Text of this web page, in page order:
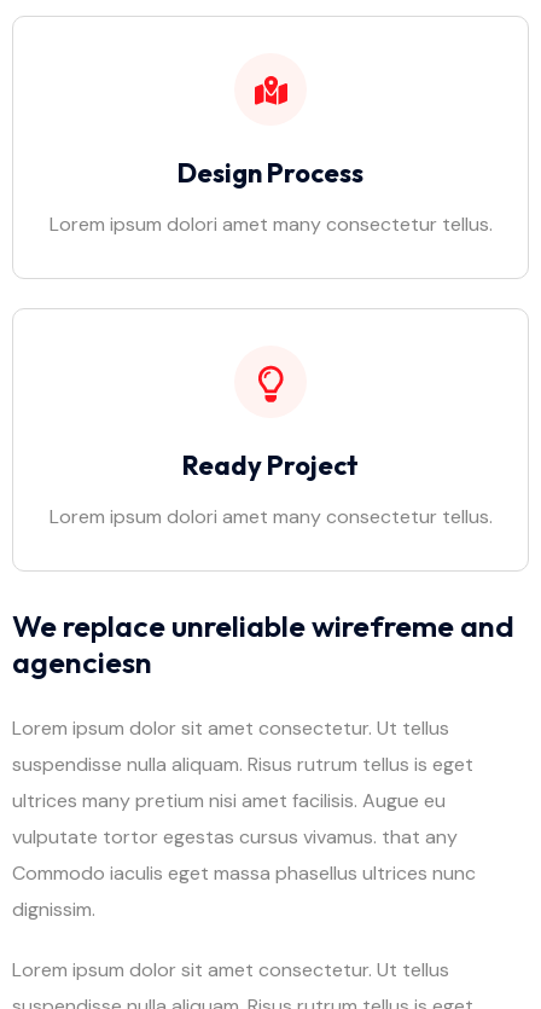
Design Process
Lorem ipsum dolori amet many consectetur tellus.
Ready Project
Lorem ipsum dolori amet many consectetur tellus.
We replace unreliable wirefreme and
agenciesn
Lorem ipsum dolor sit amet consectetur. Ut tellus
suspendisse nulla aliquam. Risus rutrum tellus is eget
ultrices many pretium nisi amet facilisis. Augue eu
vulputate tortor egestas cursus vivamus. that any
Commodo iaculis eget massa phasellus ultrices nunc
dignissim.
Lorem ipsum dolor sit amet consectetur. Ut tellus